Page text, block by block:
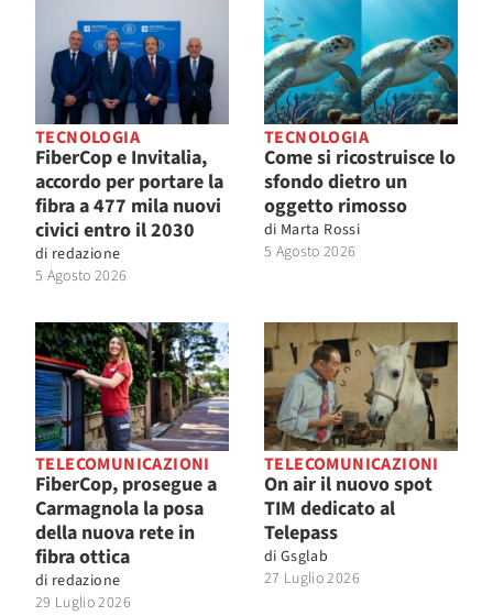
TECNOLOGIA
FiberCop e Invitalia,
accordo per portare la
fibra a 477 mila nuovi
civici entro il 2030
di redazione
5 Agosto 2026
TECNOLOGIA
Come si ricostruisce lo
sfondo dietro un
oggetto rimosso
di Marta Rossi
5 Agosto 2026
TELECOMUNICAZIONI
FiberCop, prosegue a
Carmagnola la posa
della nuova rete in
fibra ottica
di redazione
29 Luglio 2026
TELECOMUNICAZIONI
On air il nuovo spot
TIM dedicato al
Telepass
di Gsglab
27 Luglio 2026